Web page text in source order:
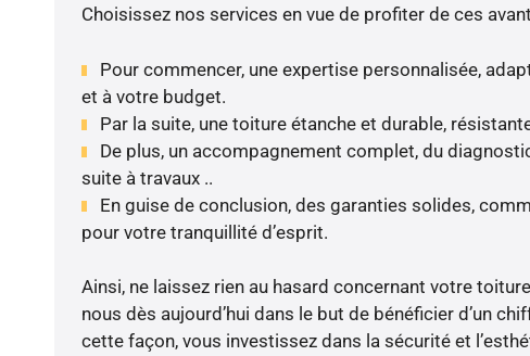
Choisissez nos services en vue de profiter de ces
Pour commencer, une expertise personnalisée,
et à votre budget.
Par la suite, une toiture étanche et durable,
De plus, un accompagnement complet, du
suite à travaux ..
En guise de conclusion, des garanties solides,
pour votre tranquillité d’esprit.
Ainsi, ne laissez rien au hasard concernant votre
nous dès aujourd’hui dans le but de bénéficier d’un
cette façon, vous investissez dans la sécurité et